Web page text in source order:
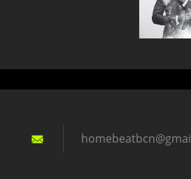
homebeatbcn@gmai